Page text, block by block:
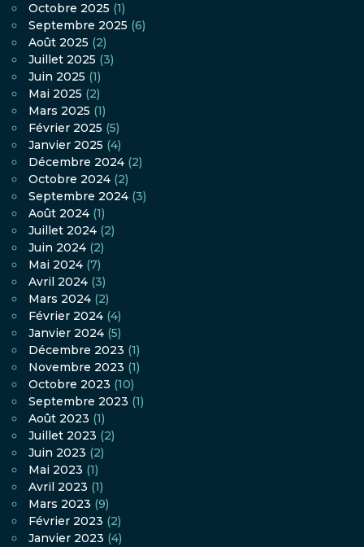
Octobre 2025 (1)
Septembre 2025 (6)
Août 2025 (2)
Juillet 2025 (3)
Juin 2025 (1)
Mai 2025 (2)
Mars 2025 (1)
Février 2025 (5)
Janvier 2025 (4)
Décembre 2024 (2)
Octobre 2024 (2)
Septembre 2024 (3)
Août 2024 (1)
Juillet 2024 (2)
Juin 2024 (2)
Mai 2024 (7)
Avril 2024 (3)
Mars 2024 (2)
Février 2024 (4)
Janvier 2024 (5)
Décembre 2023 (1)
Novembre 2023 (1)
Octobre 2023 (10)
Septembre 2023 (1)
Août 2023 (1)
Juillet 2023 (2)
Juin 2023 (2)
Mai 2023 (1)
Avril 2023 (1)
Mars 2023 (9)
Février 2023 (2)
Janvier 2023 (4)